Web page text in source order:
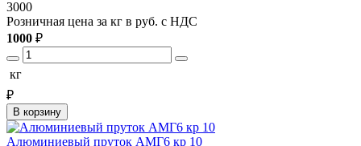
3000
Розничная цена за кг в руб. с НДС
1000 ₽
кг
₽
В корзину
Алюминиевый пруток АМГ6 кр 10